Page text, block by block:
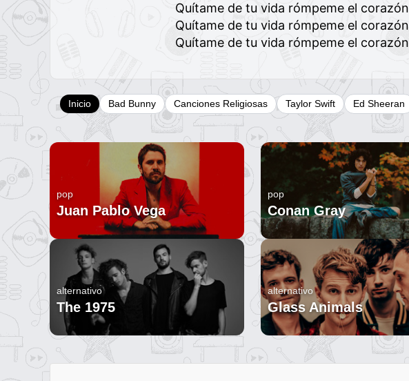
Quítame de tu vida rómpeme el corazón
Quítame de tu vida rómpeme el corazón
Quítame de tu vida rómpeme el corazón
Inicio Bad Bunny Canciones Religiosas Taylor Swift Ed Sheeran
pop
Juan Pablo Vega
pop
Conan Gray
alternativo
The 1975
alternativo
Glass Animals